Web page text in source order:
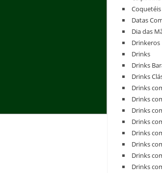
Coquetéis
Datas
Dia das
Drinkeros
Drinks
Drinks
Drinks
Drinks
Drinks
Drinks
Drinks
Drinks
Drinks
Drinks
Drinks